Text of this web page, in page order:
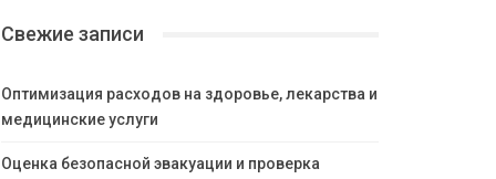
Свежие записи
Оптимизация расходов на здоровье, лекарства и
медицинские услуги
Оценка безопасной эвакуации и проверка